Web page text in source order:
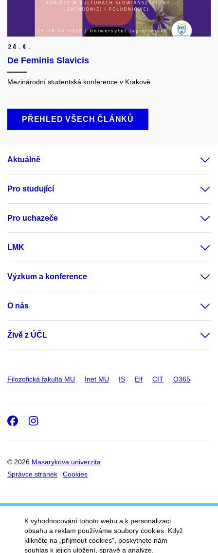
24. 4.
De Feminis Slavicis
Mezinárodní studentská konference v Krakově
PŘEHLED VŠECH ČLÁNKŮ
Aktuálně
Pro studující
Pro uchazeče
LMK
Výzkum a konference
O nás
Živě z ÚČL
Filozofická fakulta MU Inet MU IS Elf CIT O365
© 2026 Masarykova univerzita
Správce stránek
Cookies
Facebook
Instagram
K vyhodnocování tohoto webu a k personalizaci
obsahu a reklam používáme soubory cookies. Když
klikněte na „přijmout cookies", poskytnete nám
souhlas k jejich uložení, správě a analýze.